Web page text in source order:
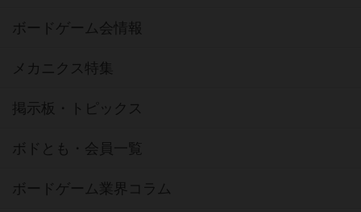
ボードゲーム会情報
メカニクス特集
掲示板・トピックス
ボドとも・会員一覧
ボードゲーム業界コラム